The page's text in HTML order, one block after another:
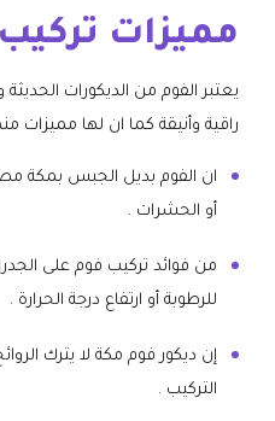
مميزات
يعتبر الفوم من الديكورات الحديثة
راقية وأنيقة كما ان لها مميزات
ان الفوم بديل الجبس بمكة
أو الحشرات .
من فوائد تركيب فوم على
للرطوبة أو ارتفاع درجة الحرارة .
إن ديكور فوم مكة لا يترك
التركيب .